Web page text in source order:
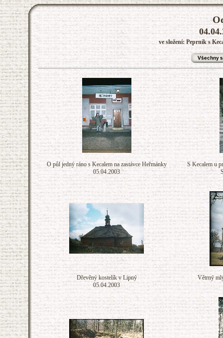
ve složení: Peprník s
O půl jedný ráno s Kecalem na zastávce Heřmánky
05.04.2003
S Kecalem u
Dřevěný kostelík v Lipný
05.04.2003
Větrný